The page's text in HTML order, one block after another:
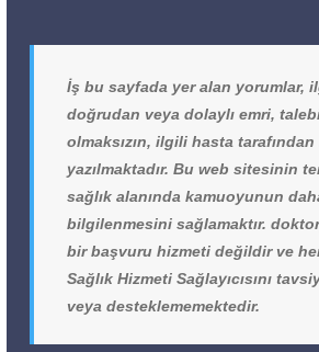
İş bu sayfada yer alan yorumlar,
doğrudan veya dolaylı emri,
olmaksızın, ilgili hasta tarafından
yazılmaktadır. Bu web sitesinin
sağlık alanında kamuoyunun
bilgilenmesini sağlamaktır.
bir başvuru hizmeti değildir ve
Sağlık Hizmeti Sağlayıcısını
veya desteklememektedir.